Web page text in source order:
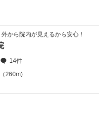
から院内が見えるから安心！
14件
260m)